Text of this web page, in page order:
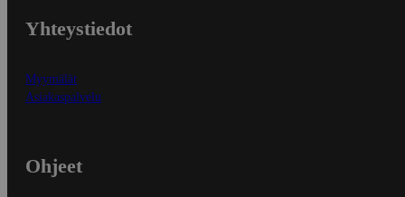
Yhteystiedot
Myymälät
Asiakaspalvelu
Ohjeet